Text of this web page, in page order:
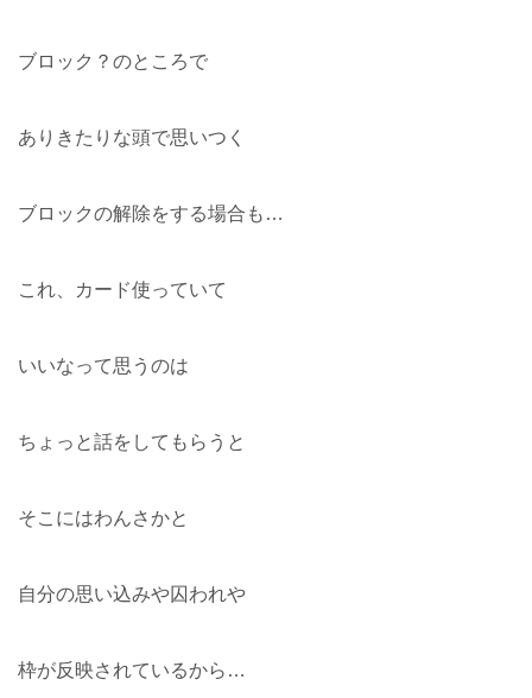
ブロック？のところで
ありきたりな頭で思いつく
ブロックの解除をする場合も…
これ、カード使っていて
いいなって思うのは
ちょっと話をしてもらうと
そこにはわんさかと
自分の思い込みや囚われや
枠が反映されているから…